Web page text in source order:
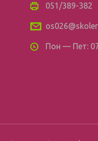
051/389-382
Пон — Пет: